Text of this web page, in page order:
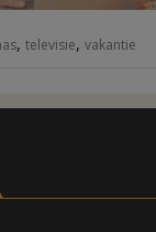
, televisie, vakantie